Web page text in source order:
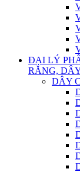
ĐẠI LÝ
RĂNG,
DÂY